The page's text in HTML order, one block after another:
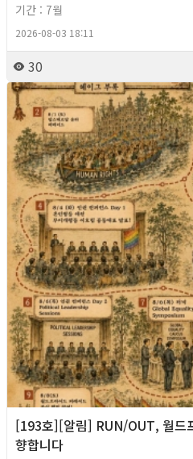
기간 : 7월
2026-08-03 18:11
30
[193호][알림] RUN/OUT, 월드
향합니다